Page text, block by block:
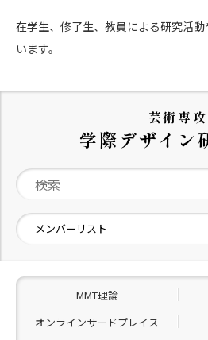
在学生、修了生、教員による研究活
います。
芸術専攻
学際デザイン
メンバーリスト
MMT理論
オンラインサードプレイス